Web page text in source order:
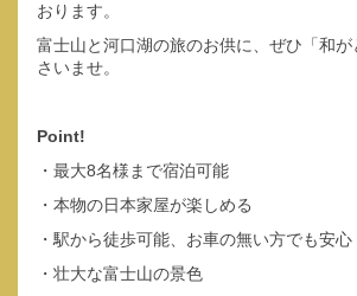
おります。
富士山と河口湖の旅のお供に、ぜひ「和
さいませ。
Point!
・最大8名様まで宿泊可能
・本物の日本家屋が楽しめる
・駅から徒歩可能、お車の無い方でも安心
・壮大な富士山の景色